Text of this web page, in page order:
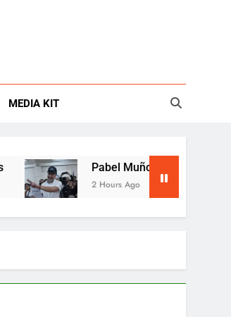
MEDIA KIT
Pabel Muñoz inscribe candidatura y
2 Hours Ago